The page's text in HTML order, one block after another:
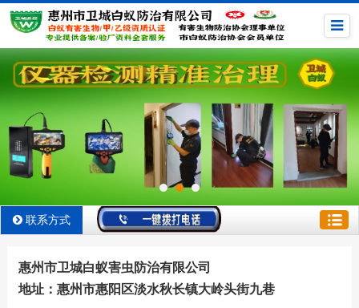
联系方式
惠州市卫城白蚁害虫防治有限公司
地址：惠州市惠阳区淡水秋长镇大岭头街九巷